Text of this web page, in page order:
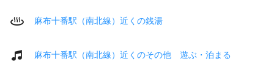
麻布十番駅（南北線）近くの銭湯
麻布十番駅（南北線）近くのその他 遊ぶ・泊まる